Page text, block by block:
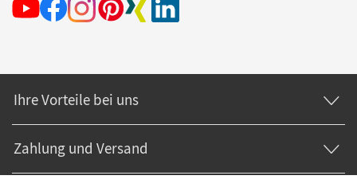
Ihre Vorteile bei uns
Zahlung und Versand